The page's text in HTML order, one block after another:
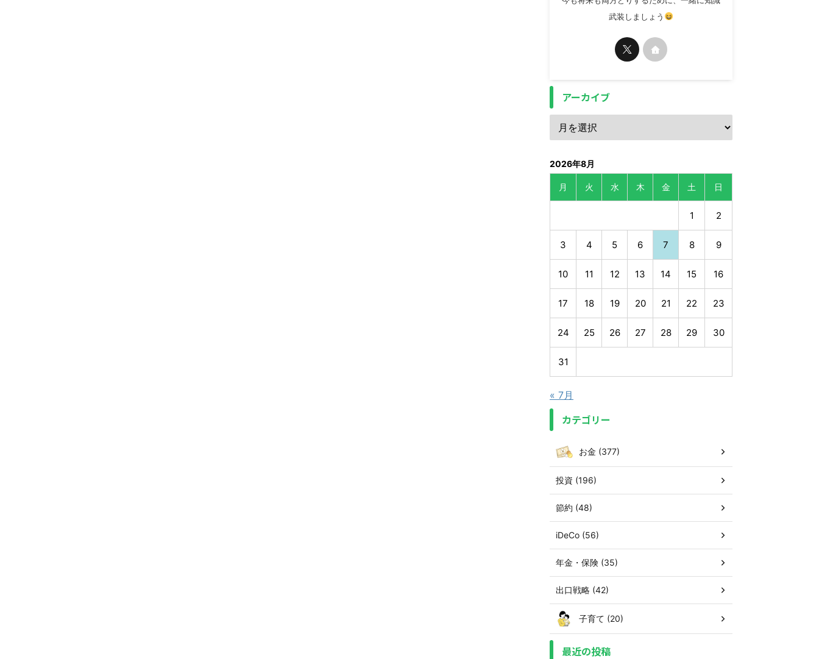
武装しましょう
アーカイブ
2026年8月
月 火 水 木 金 土 日
1 2
3 4 5 6 7 8 9
10 11 12 13 14 15 16
17 18 19 20 21 22 23
24 25 26 27 28 29 30
31
« 7月
カテゴリー
お金 (377)
投資 (196)
節約 (48)
iDeCo (56)
年金・保険 (35)
出口戦略 (42)
子育て (20)
最近の投稿